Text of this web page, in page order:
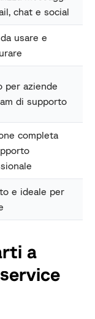
chat e social
usare e
per aziende
di supporto
completa
e ideale per
a